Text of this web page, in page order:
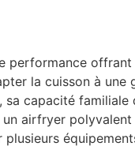
performance
la cuisson à une
sa capacité familiale
airfryer